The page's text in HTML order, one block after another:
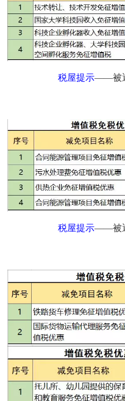
税屋提示——被
税屋提示——被